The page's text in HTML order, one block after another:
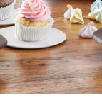
систем
систем